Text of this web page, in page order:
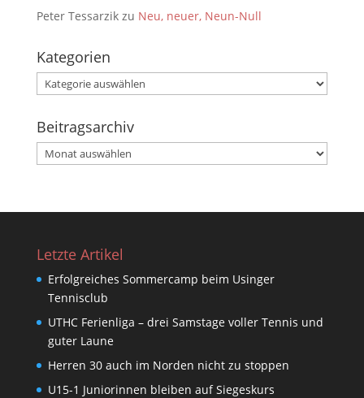
Peter Tessarzikzu Neu, neuer, Neun-Null
Kategorien
Kategorien
Beitragsarchiv
Beitragsarchiv
Letzte Artikel
Erfolgreiches Sommercamp beim Usinger
Tennisclub
UTHC Ferienliga – drei Samstage voller Tennis und
guter Laune
Herren 30 auch im Norden nicht zu stoppen
U15-1 Juniorinnen bleiben auf Siegeskurs